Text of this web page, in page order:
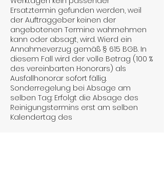
Ersatztermin gefunden werden, weil
der Auftraggeber keinen der
angebotenen Termine wahrnehmen
kann oder absagt, wird. Wierd ein
Annahmeverzug gemäß § 615 BGB. In
diesem Fall wird der volle Betrag (100 %
des vereinbarten Honorars) als
Ausfallhonorar sofort fällig.
Sonderregelung bei Absage am
selben Tag: Erfolgt die Absage des
Reinigungstermins erst am selben
Kalendertag des